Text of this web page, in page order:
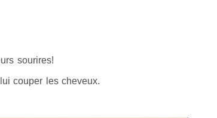
sourires!
couper les cheveux.